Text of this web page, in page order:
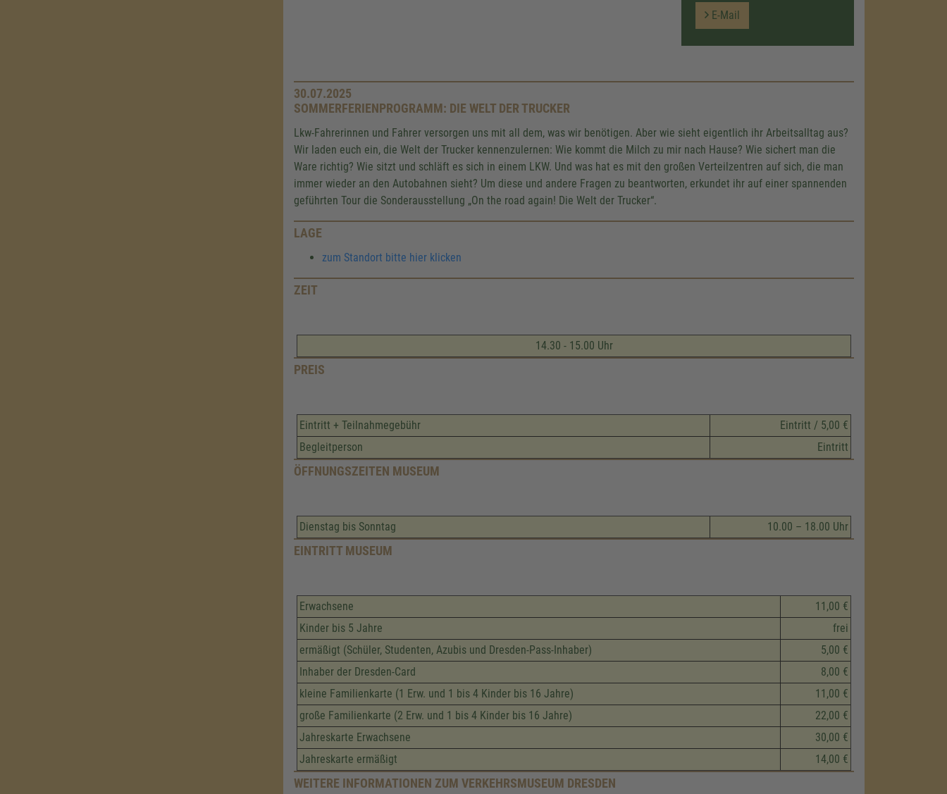
E-Mail
30.07.2025
SOMMERFERIENPROGRAMM: DIE WELT DER TRUCKER
Lkw-Fahrerinnen und Fahrer versorgen uns mit all dem, was wir benötigen. Aber wie sieht eigentlich ihr Arbeitsalltag aus?
Wir laden euch ein, die Welt der Trucker kennenzulernen: Wie kommt die Milch zu mir nach Hause? Wie sichert man die
Ware richtig? Wie sitzt und schläft es sich in einem LKW. Und was hat es mit den großen Verteilzentren auf sich, die man
immer wieder an den Autobahnen sieht? Um diese und andere Fragen zu beantworten, erkundet ihr auf einer spannenden
geführten Tour die Sonderausstellung „On the road again! Die Welt der Trucker“.
LAGE
zum Standort bitte hier klicken
ZEIT
14.30 - 15.00 Uhr
PREIS
Eintritt + Teilnahmegebühr
Eintritt / 5,00 €
Begleitperson
Eintritt
ÖFFNUNGSZEITEN MUSEUM
Dienstag bis Sonntag 10.00 – 18.00 Uhr
EINTRITT MUSEUM
Erwachsene
11,00 €
Kinder bis 5 Jahre
frei
ermäßigt (Schüler, Studenten, Azubis und Dresden-Pass-Inhaber)
5,00 €
Inhaber der Dresden-Card
8,00 €
kleine Familienkarte (1 Erw. und 1 bis 4 Kinder bis 16 Jahre)
11,00 €
große Familienkarte (2 Erw. und 1 bis 4 Kinder bis 16 Jahre)
22,00 €
Jahreskarte Erwachsene
30,00 €
Jahreskarte ermäßigt
14,00 €
WEITERE INFORMATIONEN ZUM VERKEHRSMUSEUM DRESDEN